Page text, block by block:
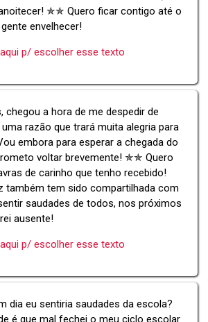
✯✯ Quero ficar contigo até o
envelhecer!
p/ escolher esse texto
chegou a hora de me despedir de
razão que trará muita alegria para
embora para esperar a chegada do
voltar brevemente! ✯✯ Quero
de carinho que tenho recebido!
tem sido compartilhada com
saudades de todos, nos próximos
ausente!
p/ escolher esse texto
dia eu sentiria saudades da escola?
é que mal fechei o meu ciclo escolar